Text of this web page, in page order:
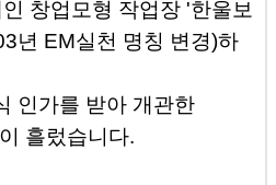
창업모형 작업장 '한울보
년 EM실천 명칭 변경)하
인가를 받아 개관한
흘렀습니다.